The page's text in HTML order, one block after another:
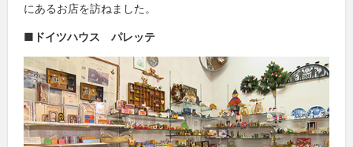
にあるお店を訪ねました。
■ドイツハウス パレッテ